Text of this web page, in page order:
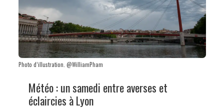
Photo d’illustration. @WilliamPham
Météo : un samedi entre averses et
éclaircies à Lyon